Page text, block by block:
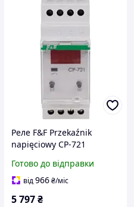
Реле F&F Przekaźnik
napięciowy CP-721
Готово до відправки
від966₴/міс
5 797₴